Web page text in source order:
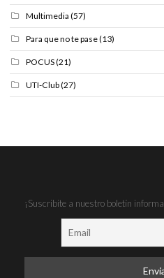
Multimedia (57)
Para que no te pase(13)
POCUS(21)
UTI-Club(27)
¡Suscribite a nuestro boletín